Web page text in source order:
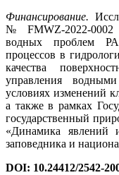
Финансирование.
№ FMWZ-2022-0002
водных проблем
процессов в
качества
управления
условиях изменений
а также в рамках
государственный
«Динамика явлений
заповедника и
DOI: 10.24412/2542-